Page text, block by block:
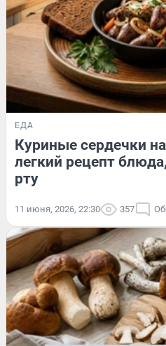
ЕДА
Куриные сердечки
легкий рецепт
рту
11 июня, 2026, 22:30 357